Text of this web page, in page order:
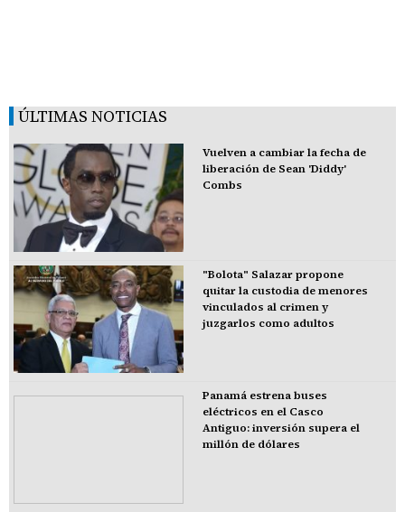
ÚLTIMAS NOTICIAS
Vuelven a cambiar la fecha de
liberación de Sean 'Diddy'
Combs
"Bolota" Salazar propone
quitar la custodia de menores
vinculados al crimen y
juzgarlos como adultos
Panamá estrena buses
eléctricos en el Casco
Antiguo: inversión supera el
millón de dólares